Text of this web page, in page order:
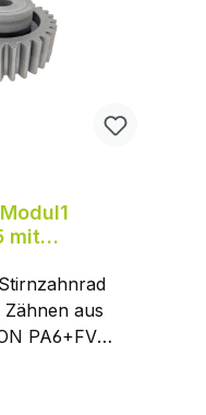
mit
Zähnen aus
PA6+FV
Stirnrad